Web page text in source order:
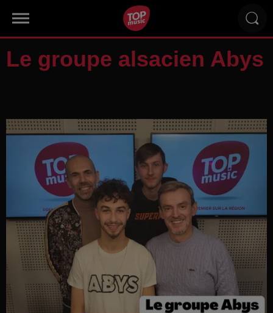
Le groupe alsacien Abys